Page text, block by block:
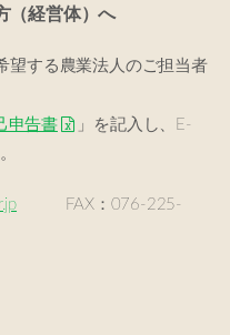
（経営体）へ
する農業法人のご担当者
申告書
」を記入し、E-
FAX：076-225-